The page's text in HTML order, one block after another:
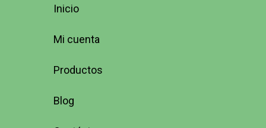
Inicio
Mi cuenta
Productos
Blog